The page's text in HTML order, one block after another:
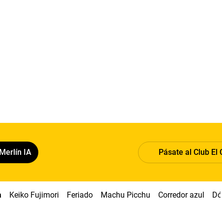
IA Pásate al Club El
Keiko Fujimori Feriado Machu Picchu Corredor azul